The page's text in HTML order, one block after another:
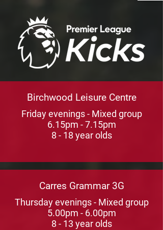
Birchwood Leisure Centre
Friday evenings - Mixed group
6.15pm - 7.15pm
8 - 18 year olds
Carres Grammar 3G
Thursday evenings - Mixed group
5.00pm - 6.00pm
8 - 13 year olds